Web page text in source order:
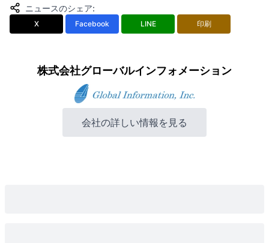
ニュースのシェア:
X Facebook LINE 印刷
株式会社グローバルインフォメーション
会社の詳しい情報を見る